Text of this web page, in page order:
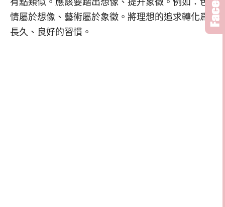
情屬於想像、藝術屬於象徵。將理想的追求轉化爲
長久、良好的習慣。